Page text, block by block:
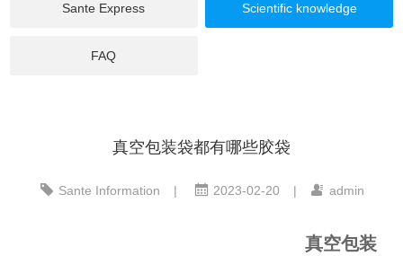
Sante Express Scientific knowledge
FAQ
真空包装袋都有哪些胶袋
Sante Information | 2023-02-20 | admin
真空包装